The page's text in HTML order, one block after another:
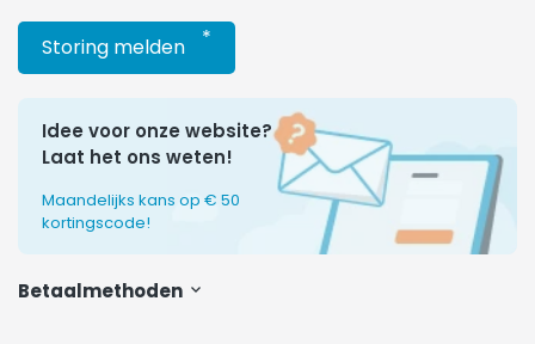
Storing melden *
Idee voor onze website?
Laat het ons weten!
Maandelijks kans op € 50
kortingscode!
Betaalmethoden